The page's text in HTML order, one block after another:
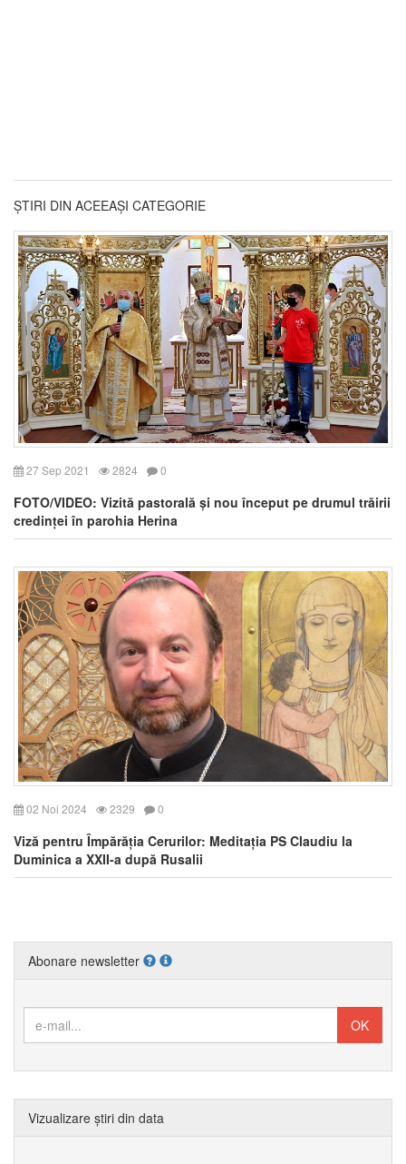
ȘTIRI DIN ACEEAȘI CATEGORIE
27 Sep 2021 2824 0
FOTO/VIDEO: Vizită pastorală și nou început pe drumul trăirii
credinței în parohia Herina
02 Noi 2024 2329 0
Viză pentru Împărăția Cerurilor: Meditația PS Claudiu la
Duminica a XXII-a după Rusalii
Abonare newsletter
Vizualizare știri din data